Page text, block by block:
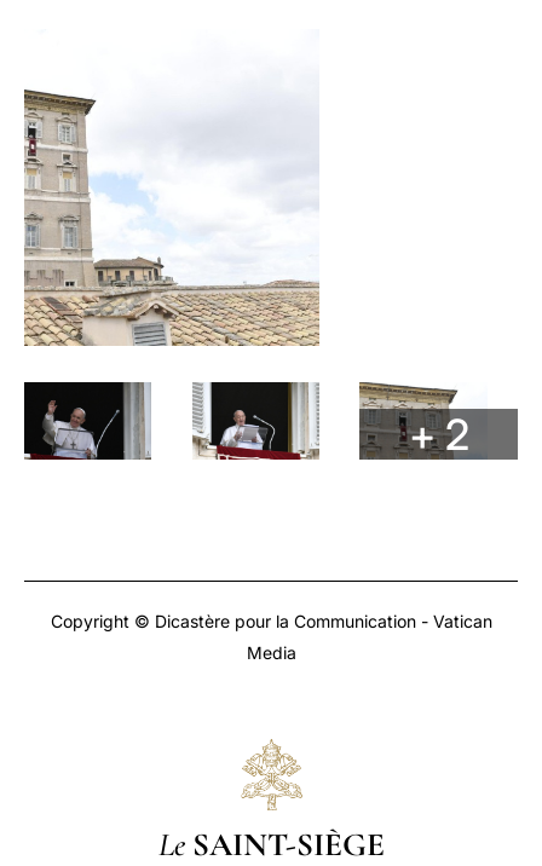
+ 2
Copyright © Dicastère pour la Communication - Vatican
Media
Le SAINT-SIÈGE